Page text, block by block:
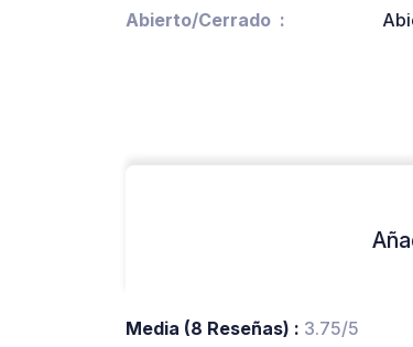
Abierto/Cerrado
Media (8 Reseñas) : 3.75/5